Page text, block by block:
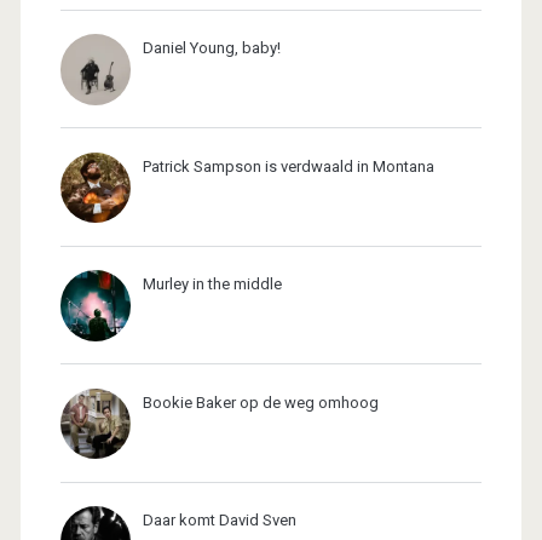
Daniel Young, baby!
Patrick Sampson is verdwaald in Montana
Murley in the middle
Bookie Baker op de weg omhoog
Daar komt David Sven